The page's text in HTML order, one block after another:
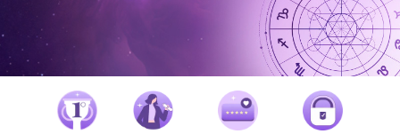
Voyance privée en ligne par téléphone, chat ou mail
99% de clients satisfaits, avis authentiques !